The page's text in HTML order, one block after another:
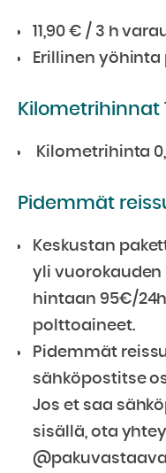
11,90 € / 3 h
Erillinen yöhinta
Kilometrihinnat
Kilometrihinta
Pidemmät
Keskustan
yli
hintaan 95€/
polttoaineet.
Pidemmät
sähköpostitse
Jos et saa
sisällä, ota